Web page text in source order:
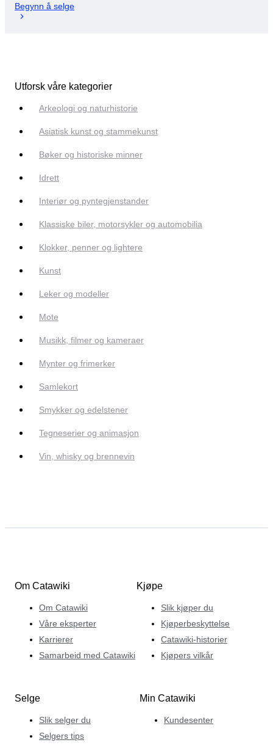
Begynn å selge
Utforsk våre kategorier
Arkeologi og naturhistorie
Asiatisk kunst og stammekunst
Bøker og historiske minner
Idrett
Interiør og pyntegjenstander
Klassiske biler, motorsykler og automobilia
Klokker, penner og lightere
Kunst
Leker og modeller
Mote
Musikk, filmer og kameraer
Mynter og frimerker
Samlekort
Smykker og edelstener
Tegneserier og animasjon
Vin, whisky og brennevin
Om Catawiki
Om Catawiki
Våre eksperter
Karrierer
Samarbeid med Catawiki
Kjøpe
Slik kjøper du
Kjøperbeskyttelse
Catawiki-historier
Kjøpers vilkår
Selge
Slik selger du
Selgers tips
Min Catawiki
Kundesenter